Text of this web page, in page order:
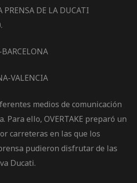
PRENSA DE LA DUCATI
VALENCIA
medios de comunicación
Para ello, OVERTAKE preparó un
carreteras en las que los
pudieron disfrutar de las
Ducati.